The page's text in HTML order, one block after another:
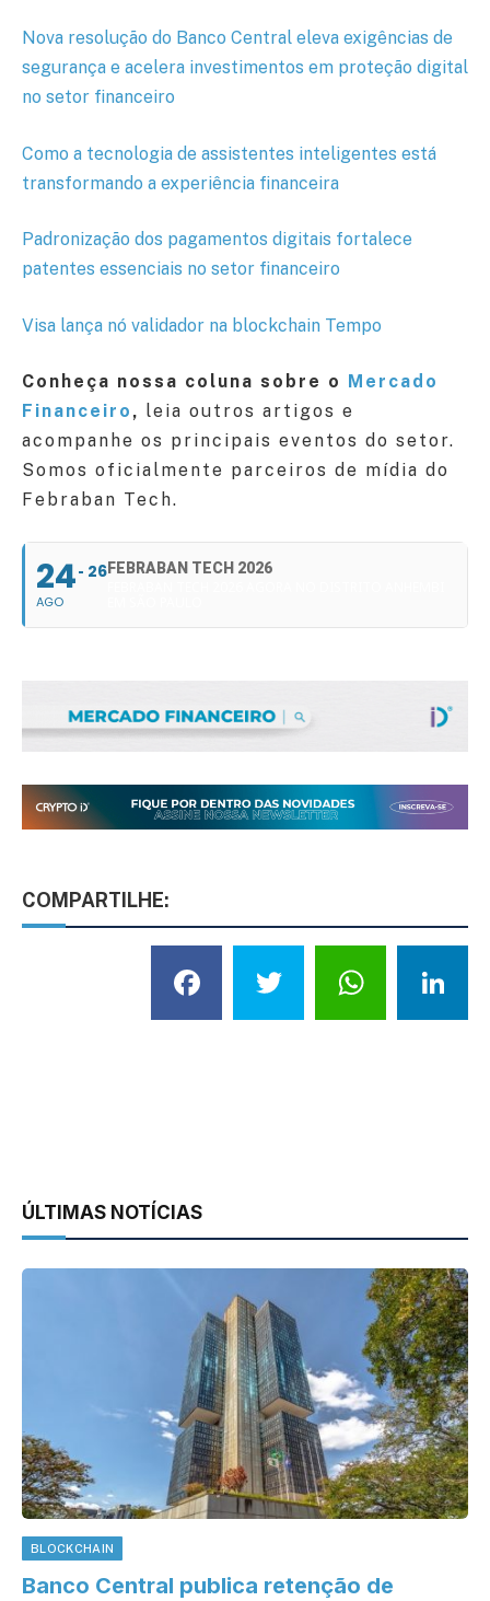
Nova resolução do Banco Central eleva exigências de
segurança e acelera investimentos em proteção digital
no setor financeiro
Como a tecnologia de assistentes inteligentes está
transformando a experiência financeira
Padronização dos pagamentos digitais fortalece
patentes essenciais no setor financeiro
Visa lança nó validador na blockchain Tempo
Conheça nossa coluna sobre o
Mercado
Financeiro , leia outros artigos e
acompanhe os principais eventos do setor.
Somos oficialmente parceiros de mídia do
Febraban Tech.
24
AGO
26FEBRABAN TECH 2026
COMPARTILHE:
Facebook
Twitter
ÚLTIMAS NOTÍCIAS
BLOCKCHAIN
Banco Central publica retenção de